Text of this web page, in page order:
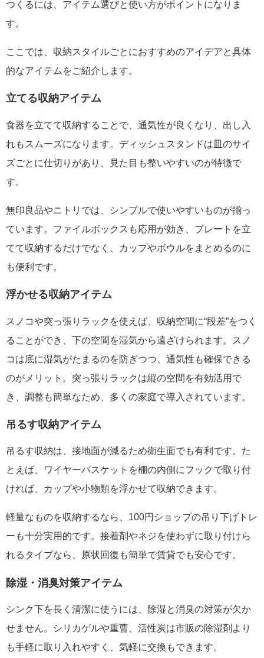
つくるには、アイテム選びと使い方がポイントになりま
す。
ここでは、収納スタイルごとにおすすめのアイデアと具体
的なアイテムをご紹介します。
立てる収納アイテム
食器を立てて収納することで、通気性が良くなり、出し入
れもスムーズになります。ディッシュスタンドは皿のサイ
ズごとに仕切りがあり、見た目も整いやすいのが特徴で
す。
無印良品やニトリでは、シンプルで使いやすいものが揃っ
ています。ファイルボックスも応用が効き、プレートを立
てて収納するだけでなく、カップやボウルをまとめるのに
も便利です。
浮かせる収納アイテム
スノコや突っ張りラックを使えば、収納空間に“段差”をつく
ることができ、下の空間を湿気から遠ざけられます。スノ
コは底に湿気がたまるのを防ぎつつ、通気性も確保できる
のがメリット。突っ張りラックは縦の空間を有効活用で
き、調整も簡単なため、多くの家庭で導入されています。
吊るす収納アイテム
吊るす収納は、接地面が減るため衛生面でも有利です。た
とえば、ワイヤーバスケットを棚の内側にフックで取り付
ければ、カップや小物類を浮かせて収納できます。
軽量なものを収納するなら、100円ショップの吊り下げトレ
ーも十分実用的です。接着剤やネジを使わずに取り付けら
れるタイプなら、原状回復も簡単で賃貸でも安心です。
除湿・消臭対策アイテム
シンク下を長く清潔に使うには、除湿と消臭の対策が欠か
せません。シリカゲルや重曹、活性炭は市販の除湿剤より
も手軽に取り入れやすく、気軽に交換もできます。